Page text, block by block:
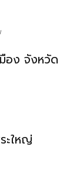
มือง จังหวัด
ะใหญ่